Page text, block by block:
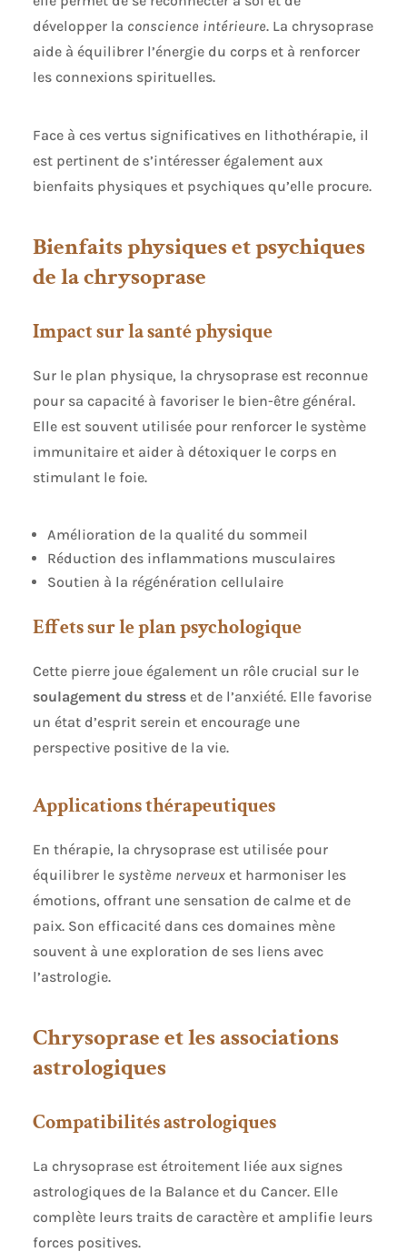
développer la conscience intérieure. La chrysoprase
aide à équilibrer l’énergie du corps et à renforcer
les connexions spirituelles.
Face à ces vertus significatives en lithothérapie, il
est pertinent de s’intéresser également aux
bienfaits physiques et psychiques qu’elle procure.
Bienfaits physiques et psychiques
de la chrysoprase
Impact sur la santé physique
Sur le plan physique, la chrysoprase est reconnue
pour sa capacité à favoriser le bien-être général.
Elle est souvent utilisée pour renforcer le système
immunitaire et aider à détoxiquer le corps en
stimulant le foie.
Amélioration de la qualité du sommeil
Réduction des inflammations musculaires
Soutien à la régénération cellulaire
Effets sur le plan psychologique
Cette pierre joue également un rôle crucial sur le
soulagement du stresset de l’anxiété. Elle favorise
un état d’esprit serein et encourage une
perspective positive de la vie.
Applications thérapeutiques
En thérapie, la chrysoprase est utilisée pour
équilibrer le système nerveuxet harmoniser les
émotions, offrant une sensation de calme et de
paix. Son efficacité dans ces domaines mène
souvent à une exploration de ses liens avec
l’astrologie.
Chrysoprase et les associations
astrologiques
Compatibilités astrologiques
La chrysoprase est étroitement liée aux signes
astrologiques de la Balance et du Cancer. Elle
complète leurs traits de caractère et amplifie leurs
forces positives.